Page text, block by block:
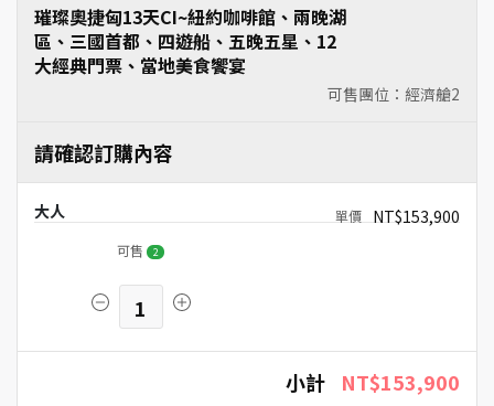
可售團位：經濟艙2
璀璨奧捷匈13天CI~紐約咖啡館、兩晚湖
區、三國首都、四遊船、五晚五星、12
大經典門票、當地美食饗宴
請確認訂購內容
大人 NT$153,900
可售 2
1
小計 NT$153,900